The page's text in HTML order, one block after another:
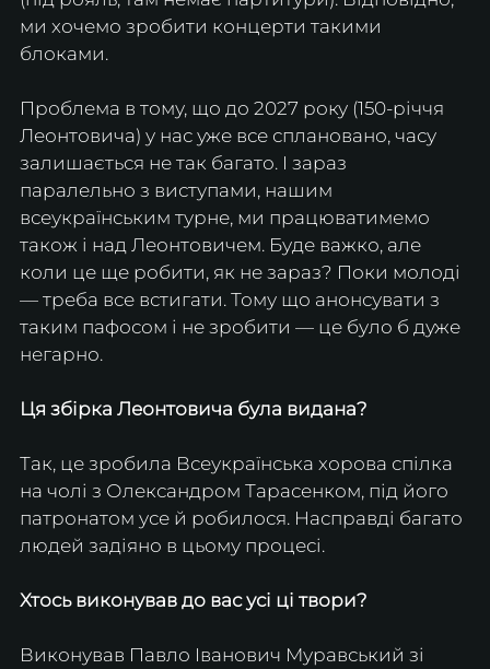
ми хочемо зробити концерти такими
блоками.
Проблема в тому, що до 2027 року (150-річчя
Леонтовича) у нас уже все сплановано, часу
залишається не так багато. І зараз
паралельно з виступами, нашим
всеукраїнським турне, ми працюватимемо
також і над Леонтовичем. Буде важко, але
коли це ще робити, як не зараз? Поки молоді
— треба все встигати. Тому що анонсувати з
таким пафосом і не зробити — це було б дуже
негарно.
Ця збірка Леонтовича була видана?
Так, це зробила Всеукраїнська хорова спілка
на чолі з Олександром Тарасенком, під його
патронатом усе й робилося. Насправді багато
людей задіяно в цьому процесі.
Хтось виконував до вас усі ці твори?
Виконував Павло Іванович Муравський зі